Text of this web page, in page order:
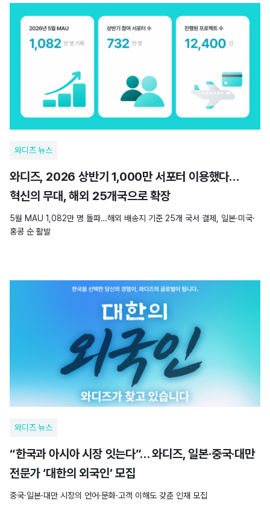
와디즈 뉴스
와디즈, 2026 상반기 1,000만 서포터 이용했다…
혁신의 무대, 해외 25개국으로 확장
5월 MAU 1,082만 명 돌파…해외 배송지 기준 25개 국서 결제, 일본·미국·
홍콩 순 활발
와디즈 뉴스
“한국과 아시아 시장 잇는다”… 와디즈, 일본·중국·대만
전문가 ‘대한의 외국인’ 모집
중국·일본·대만 시장의 언어·문화·고객 이해도 갖춘 인재 모집